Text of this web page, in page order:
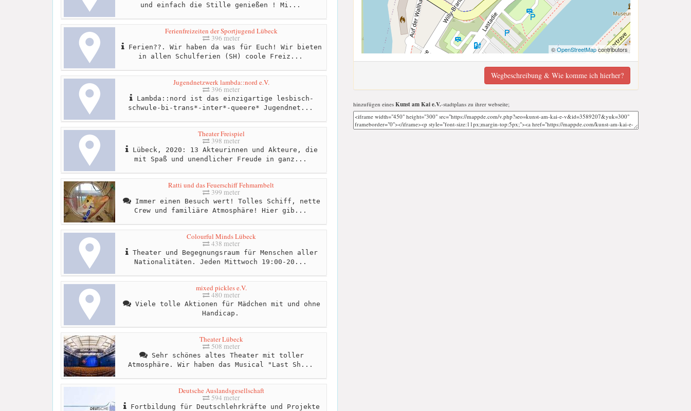
und einfach die Stille genießen ! Mi...
Ferienfreizeiten der Sportjugend Lübeck
396 meter
Ferien??. Wir haben da was für Euch! Wir bieten
in allen Schulferien (SH) coole Freiz...
Jugendnetzwerk lambda::nord e.V.
396 meter
Lambda::nord ist das einzigartige lesbisch-
schwule-bi-trans*-inter*-queere* Jugendnet...
Theater Freispiel
398 meter
Lübeck, 2020: 13 Akteurinnen und Akteure, die
mit Spaß und unendlicher Freude in ganz...
Ratti und das Feuerschiff Fehmarnbelt
399 meter
Immer einen Besuch wert! Tolles Schiff, nette
Crew und familiäre Atmosphäre! Hier gib...
Colourful Minds Lübeck
438 meter
Theater und Begegnungsraum für Menschen aller
Nationalitäten. Jeden Mittwoch 19:00-20...
mixed pickles e.V.
480 meter
Viele tolle Aktionen für Mädchen mit und ohne
Handicap.
Theater Lübeck
508 meter
Sehr schönes altes Theater mit toller
Atmosphäre. Wir haben das Musical "Last Sh...
Deutsche Auslandsgesellschaft
594 meter
Fortbildung für Deutschlehrkräfte und Projekte
©OpenStreetMapcontributors
Wegbeschreibung & Wie komme ich hierher?
hinzufügen eines Kunst am Kai e.V.-stadtplans zu ihrer webseite;